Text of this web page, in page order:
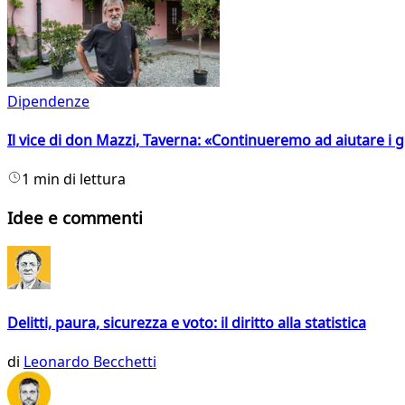
Dipendenze
Il vice di don Mazzi, Taverna: «Continueremo ad aiutare i
1 min di lettura
Idee e commenti
Delitti, paura, sicurezza e voto: il diritto alla statistica
di Leonardo Becchetti